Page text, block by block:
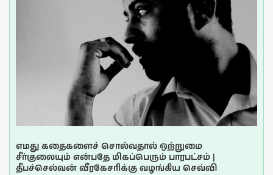
எமது கதைகளைச் சொல்வதால் ஒற்றுமை
சீர்குலையும் என்பதே மிகப்பெரும் பாரபட்சம் |
தீபச்செல்வன் வீரகேசரிக்கு வழங்கிய செவ்வி